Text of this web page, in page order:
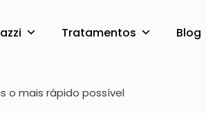
Tratamentos Blog
a se
o mais rápido possível